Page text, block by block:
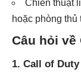
Chiến thuật
hoặc phòng thủ
Câu hỏi về
1. Call of